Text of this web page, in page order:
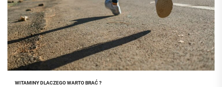
WITAMINY DLACZEGO WARTO BRAĆ ?